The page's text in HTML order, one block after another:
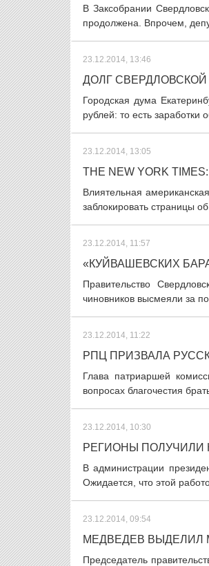
В Заксобрании
продолжена. Впрочем,
23.12.2014, 13:46
ДОЛГ
Городская дума
рублей: то есть заработки
23.12.2014, 13:05
THE NEW YORK
Влиятельная
заблокировать страницы
23.12.2014, 11:57
«КУЙВАШЕВСКИХ
Правительство
чиновников высмеяли за
23.12.2014, 11:22
РПЦ ПРИЗВАЛА
Глава патриаршей
вопросах благочестия
23.12.2014, 10:30
РЕГИОНЫ ПОЛУЧИЛИ
В администрации
Ожидается, что этой
23.12.2014, 09:54
МЕДВЕДЕВ ВЫДЕЛИЛ
Председатель